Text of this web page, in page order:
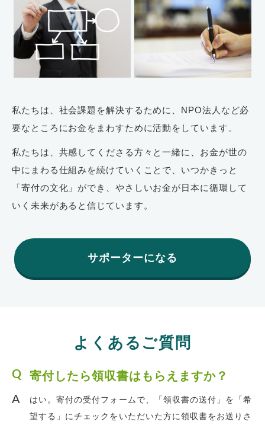
私たちは、社会課題を解決するために、NPO法人など必
要なところにお金をまわすために活動をしています。
私たちは、共感してくださる方々と一緒に、お金が世の
中にまわる仕組みを続けていくことで、いつかきっと
「寄付の文化」ができ、やさしいお金が日本に循環して
いく未来があると信じています。
サポーターになる
よくあるご質問
寄付したら領収書はもらえますか？
はい。寄付の受付フォームで、「領収書の送付」を「希
望する」にチェックをいただいた方に領収書をお送りさ